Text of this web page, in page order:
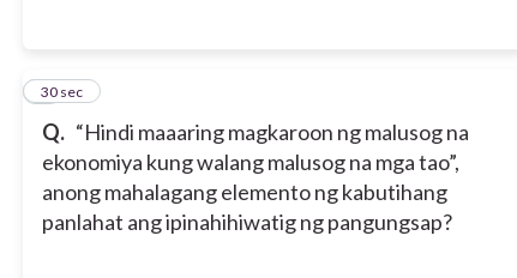
Q. “Hindi maaaring magkaroon ng malusog na
ekonomiya kung walang malusog na mga tao”,
anong mahalagang elemento ng kabutihang
panlahat ang ipinahihiwatig ng pangungsap?
7
30 sec